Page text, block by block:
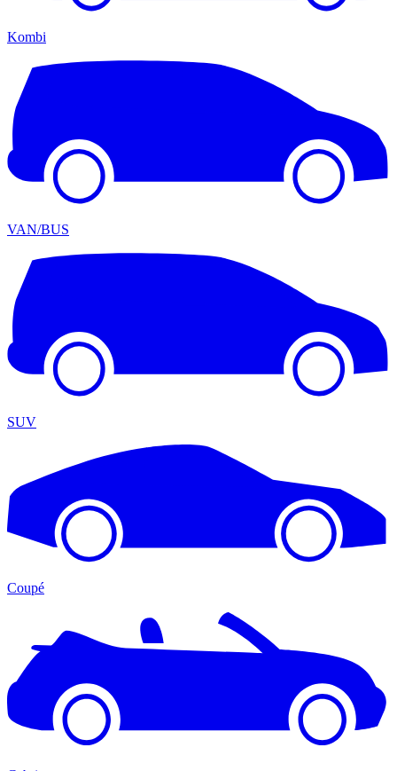
Kombi
VAN/BUS
SUV
Coupé